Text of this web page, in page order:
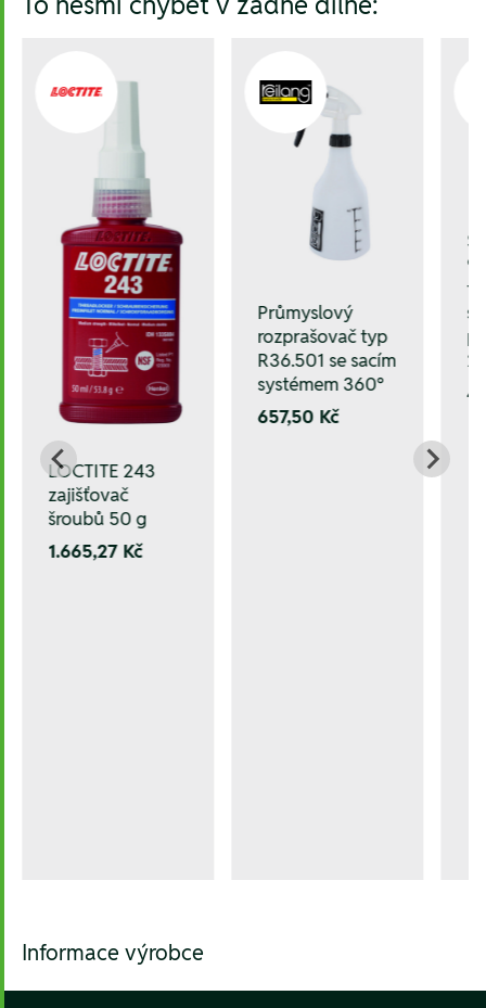
LOCTITE 243
zajišťovač
šroubů 50 g
1.665,27 Kč
Průmyslový
rozprašovač typ
R36.501 se sacím
systémem 360°
657,50 Kč
Informace výrobce